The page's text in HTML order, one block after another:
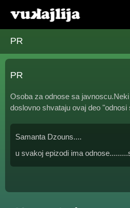
PR
PR
Osoba za odnose sa
doslovno shvataju ovaj deo "odnosi
Samanta Dzouns....
u svakoj epizodi ima